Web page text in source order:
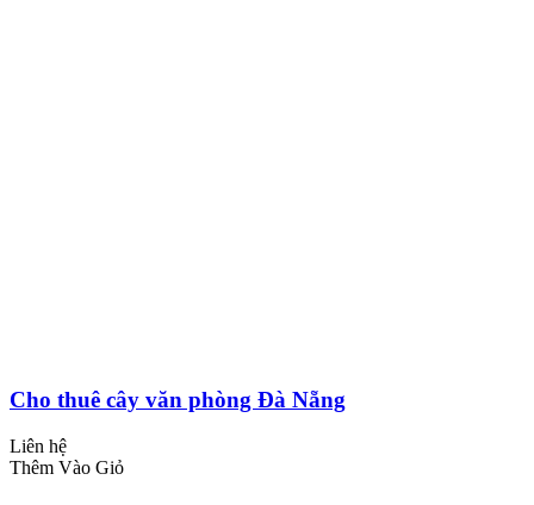
Cho thuê cây văn phòng Đà Nẵng
Liên hệ
Thêm Vào Giỏ